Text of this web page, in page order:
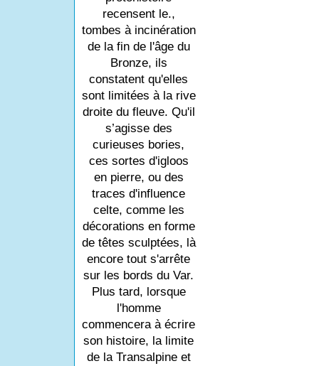
recensent le.,
tombes à incinération
de la fin de l'âge du
Bronze, ils
constatent qu'elles
sont limitées à la rive
droite du fleuve. Qu'il
s’agisse des
curieuses bories,
ces sortes d'igloos
en pierre, ou des
traces d'influence
celte, comme les
décorations en forme
de têtes sculptées, là
encore tout s'arrête
sur les bords du Var.
Plus tard, lorsque
l'homme
commencera à écrire
son histoire, la limite
de la Transalpine et